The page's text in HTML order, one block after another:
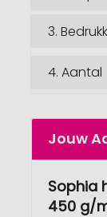
3.
4. Aantal
Jouw
Sophia
450 g/